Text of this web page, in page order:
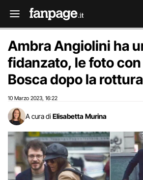
Ambra Angiolini ha
fidanzato, le foto
Bosca dopo la
10 Marzo 2023 16:22
A cura di Elisabetta Murina